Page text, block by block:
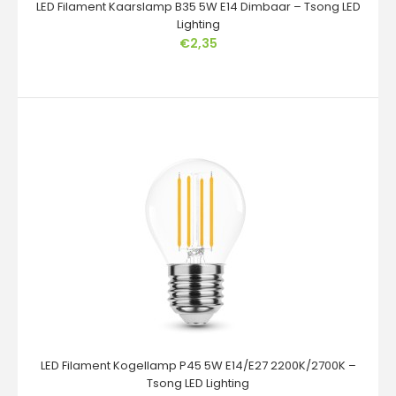
De LED Filament Kaarslamp B35 5W E14 van Tsong LED
Lighting combineert klassieke elegantie met moder..
LED Filament Kaarslamp B35 5W E14 Dimbaar – Tsong LED
Lighting
€2,35
LED Filament Kogellamp P45 5W E14/E27 2200K/2700K –
Tsong LED Lighting